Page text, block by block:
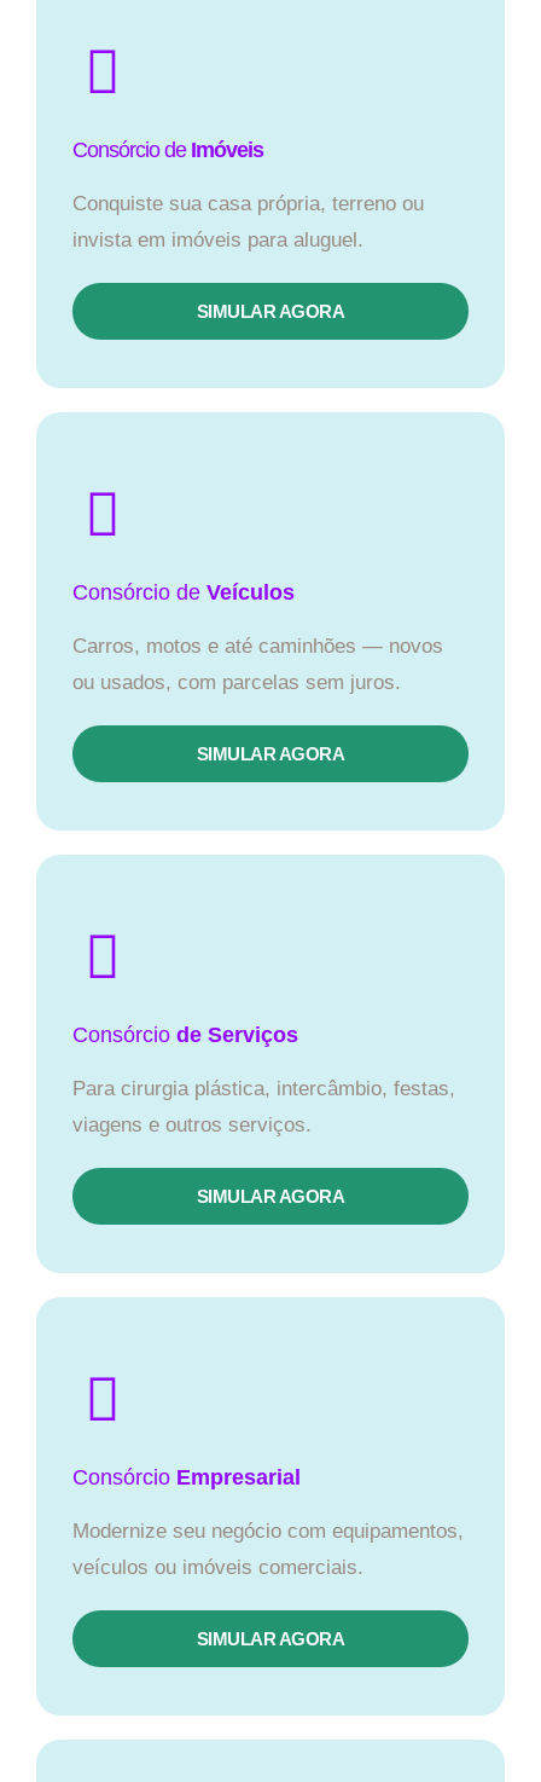
Consórcio de Imóveis
Conquiste sua casa própria, terreno ou
invista em imóveis para aluguel.
SIMULAR AGORA​
Consórcio de Veículos
Carros, motos e até caminhões — novos
ou usados, com parcelas sem juros.
SIMULAR AGORA
Consórcio de Serviços
Para cirurgia plástica, intercâmbio, festas,
viagens e outros serviços.
SIMULAR AGORA
Consórcio Empresarial
Modernize seu negócio com equipamentos,
veículos ou imóveis comerciais.
SIMULAR AGORA